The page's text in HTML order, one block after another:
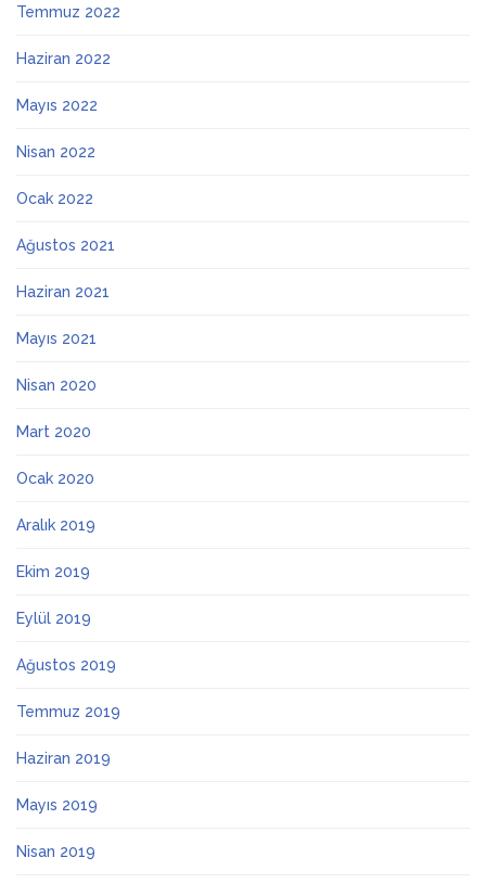
Temmuz 2022
Haziran 2022
Mayıs 2022
Nisan 2022
Ocak 2022
Ağustos 2021
Haziran 2021
Mayıs 2021
Nisan 2020
Mart 2020
Ocak 2020
Aralık 2019
Ekim 2019
Eylül 2019
Ağustos 2019
Temmuz 2019
Haziran 2019
Mayıs 2019
Nisan 2019